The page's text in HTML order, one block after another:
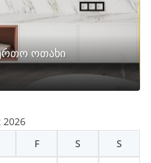
ოთახი
2026
F S S